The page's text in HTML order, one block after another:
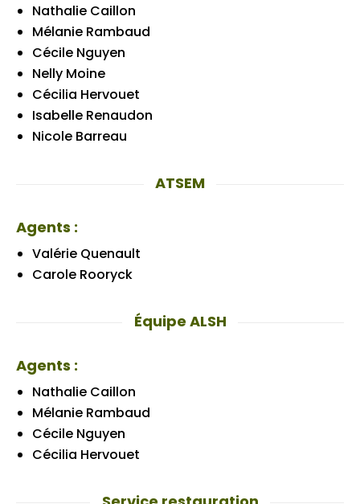
Nathalie Caillon
Mélanie Rambaud
Cécile Nguyen
Nelly Moine
Cécilia Hervouet
Isabelle Renaudon
Nicole Barreau
ATSEM
Agents :
Valérie Quenault
Carole Rooryck
Équipe ALSH
Agents :
Nathalie Caillon
Mélanie Rambaud
Cécile Nguyen
Cécilia Hervouet